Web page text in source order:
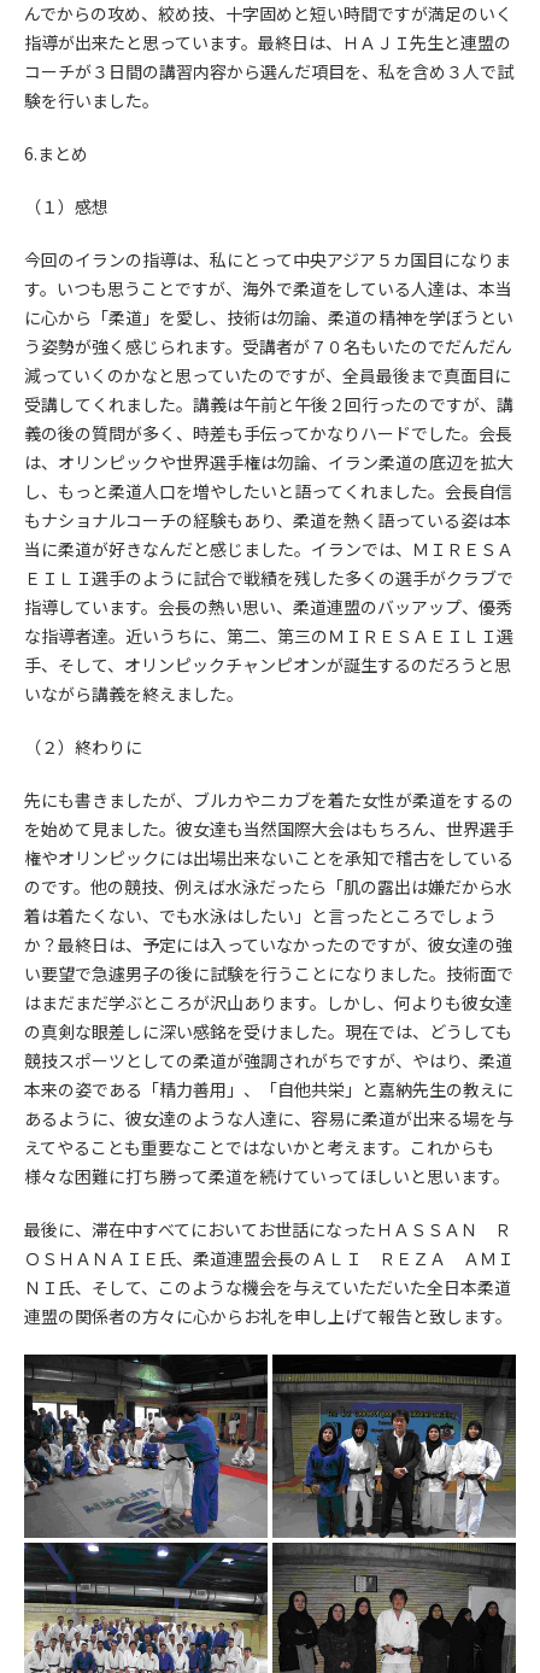
んでからの攻め、絞め技、十字固めと短い時間ですが満足のいく
指導が出来たと思っています。最終日は、ＨＡＪＩ先生と連盟の
コーチが３日間の講習内容から選んだ項目を、私を含め３人で試
験を行いました。
6.まとめ
（１）感想
今回のイランの指導は、私にとって中央アジア５カ国目になりま
す。いつも思うことですが、海外で柔道をしている人達は、本当
に心から「柔道」を愛し、技術は勿論、柔道の精神を学ぼうとい
う姿勢が強く感じられます。受講者が７０名もいたのでだんだん
減っていくのかなと思っていたのですが、全員最後まで真面目に
受講してくれました。講義は午前と午後２回行ったのですが、講
義の後の質問が多く、時差も手伝ってかなりハードでした。会長
は、オリンピックや世界選手権は勿論、イラン柔道の底辺を拡大
し、もっと柔道人口を増やしたいと語ってくれました。会長自信
もナショナルコーチの経験もあり、柔道を熱く語っている姿は本
当に柔道が好きなんだと感じました。イランでは、ＭＩＲＥＳＡ
ＥＩＬＩ選手のように試合で戦績を残した多くの選手がクラブで
指導しています。会長の熱い思い、柔道連盟のバッアップ、優秀
な指導者達。近いうちに、第二、第三のＭＩＲＥＳＡＥＩＬＩ選
手、そして、オリンピックチャンピオンが誕生するのだろうと思
いながら講義を終えました。
（２）終わりに
先にも書きましたが、ブルカやニカブを着た女性が柔道をするの
を始めて見ました。彼女達も当然国際大会はもちろん、世界選手
権やオリンピックには出場出来ないことを承知で稽古をしている
のです。他の競技、例えば水泳だったら「肌の露出は嫌だから水
着は着たくない、でも水泳はしたい」と言ったところでしょう
か？最終日は、予定には入っていなかったのですが、彼女達の強
い要望で急遽男子の後に試験を行うことになりました。技術面で
はまだまだ学ぶところが沢山あります。しかし、何よりも彼女達
の真剣な眼差しに深い感銘を受けました。現在では、どうしても
競技スポーツとしての柔道が強調されがちですが、やはり、柔道
本来の姿である「精力善用」、「自他共栄」と嘉納先生の教えに
あるように、彼女達のような人達に、容易に柔道が出来る場を与
えてやることも重要なことではないかと考えます。これからも
様々な困難に打ち勝って柔道を続けていってほしいと思います。
最後に、滞在中すべてにおいてお世話になったＨＡＳＳＡＮ Ｒ
ＯＳＨＡＮＡＩＥ氏、柔道連盟会長のＡＬＩ ＲＥＺＡ ＡＭＩ
ＮＩ氏、そして、このような機会を与えていただいた全日本柔道
連盟の関係者の方々に心からお礼を申し上げて報告と致します。